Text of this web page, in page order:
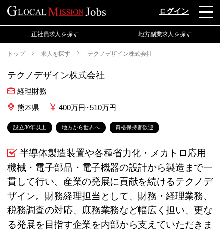
ログイン
正社員求人を探す 地方副業求人を探す
トップ 求人を探す テクノデザイン株式会社
テクノデザイン株式会社
経理財務
熊本県
400万円~510万円
設立30年以上 地方から世界へ 資格保持者歓迎
半導体製造装置や各種省力化・メカトロ応用
機械・電子部品・電子機器の設計から製造まで一
貫して行い、産業の発展に貢献を続けるテクノデ
ザイン。財務経理担当として、財務・経理業務、
税務調査の対応、庶務業務など幅広く担い、更な
る発展を目指す企業を内部から支えていただきま